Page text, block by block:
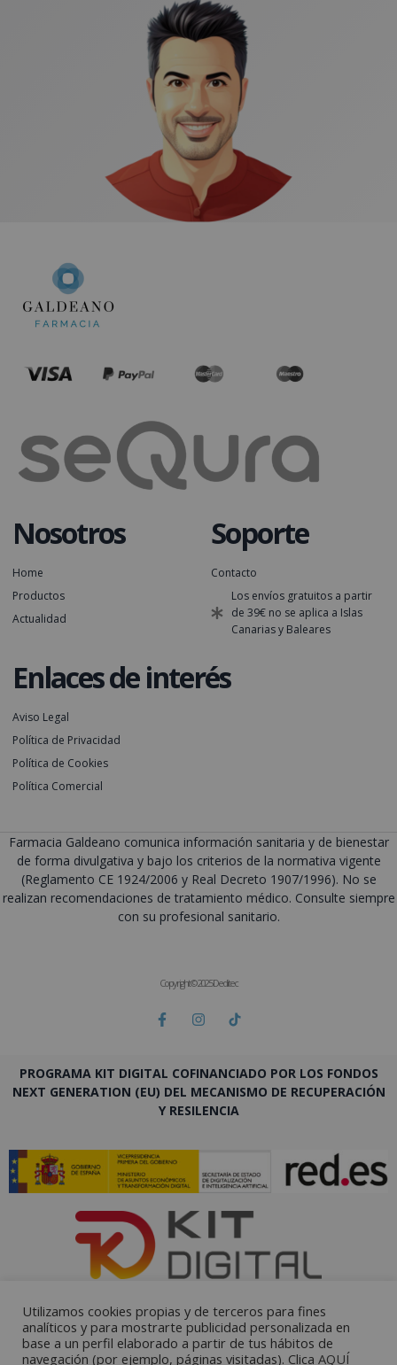
Nosotros
Home
Productos
Actualidad
Soporte
Contacto
Los envíos gratuitos a partir
de 39€ no se aplica a Islas
Canarias y Baleares
Enlaces de interés
Aviso Legal
Política de Privacidad
Política de Cookies
Política Comercial
Farmacia Galdeano comunica información sanitaria y de bienestar
de forma divulgativa y bajo los criterios de la normativa vigente
(Reglamento CE 1924/2006 y Real Decreto 1907/1996). No se
realizan recomendaciones de tratamiento médico. Consulte siempre
con su profesional sanitario.
Copyright © 2025 Deditec
PROGRAMA KIT DIGITAL COFINANCIADO POR LOS FONDOS
NEXT GENERATION (EU) DEL MECANISMO DE RECUPERACIÓN
Y RESILENCIA
Utilizamos cookies propias y de terceros para fines
analíticos y para mostrarte publicidad personalizada en
base a un perfil elaborado a partir de tus hábitos de
navegación (por ejemplo, páginas visitadas). Clica AQUÍ